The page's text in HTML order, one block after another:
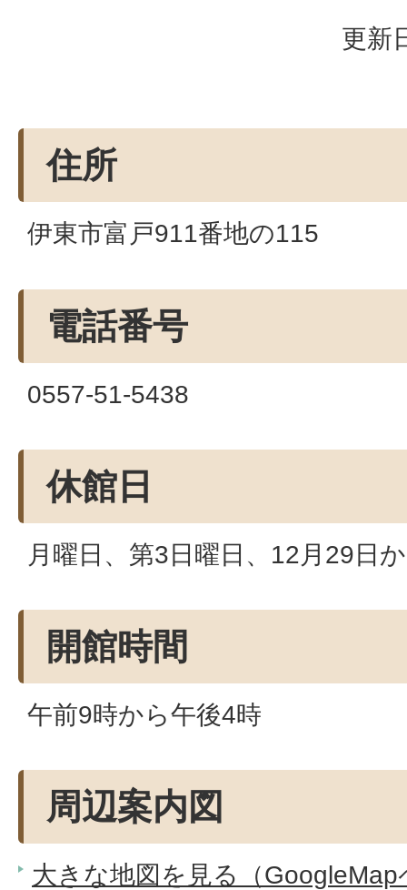
更新
住所
伊東市富戸911番地の115
電話番号
0557-51-5438
休館日
月曜日、第3日曜日、12月29日
開館時間
午前9時から午後4時
周辺案内図
大きな地図を見る（GoogleMap